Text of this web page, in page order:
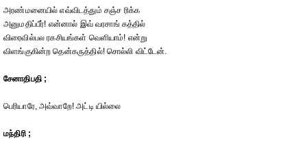
அரண்மனையில் எவ்விடத்தும் சஞ்ச ரிக்க
அனுமதிப்பீர்! என்னால் இவ் வரசாங் கத்தில்
விரைவில்பல ரகசியங்கள் வெளியாம்! என்று
விளங்குகின்ற தென்கருத்தில்! சொல்லி விட்டேன்.
சேனாதிபதி ;
பெரியாரே, அவ்வாறே! அட்டி யில்லை
மந்திரி ;